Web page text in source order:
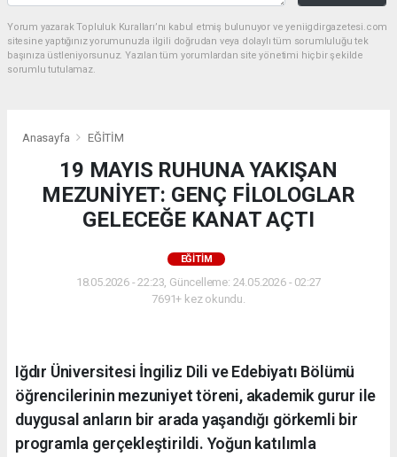
Yorum yazarak Topluluk Kuralları’nı kabul etmiş bulunuyor ve yeniigdirgazetesi.com
sitesine yaptığınız yorumunuzla ilgili doğrudan veya dolaylı tüm sorumluluğu tek
başınıza üstleniyorsunuz. Yazılan tüm yorumlardan site yönetimi hiçbir şekilde
sorumlu tutulamaz.
Anasayfa EĞİTİM
19 MAYIS RUHUNA YAKIŞAN
MEZUNİYET: GENÇ FİLOLOGLAR
GELECEĞE KANAT AÇTI
EĞİTİM
18.05.2026 - 22:23, Güncelleme: 24.05.2026 - 02:27
7691+ kez okundu.
Iğdır Üniversitesi İngiliz Dili ve Edebiyatı Bölümü
öğrencilerinin mezuniyet töreni, akademik gurur ile
duygusal anların bir arada yaşandığı görkemli bir
programla gerçekleştirildi. Yoğun katılımla